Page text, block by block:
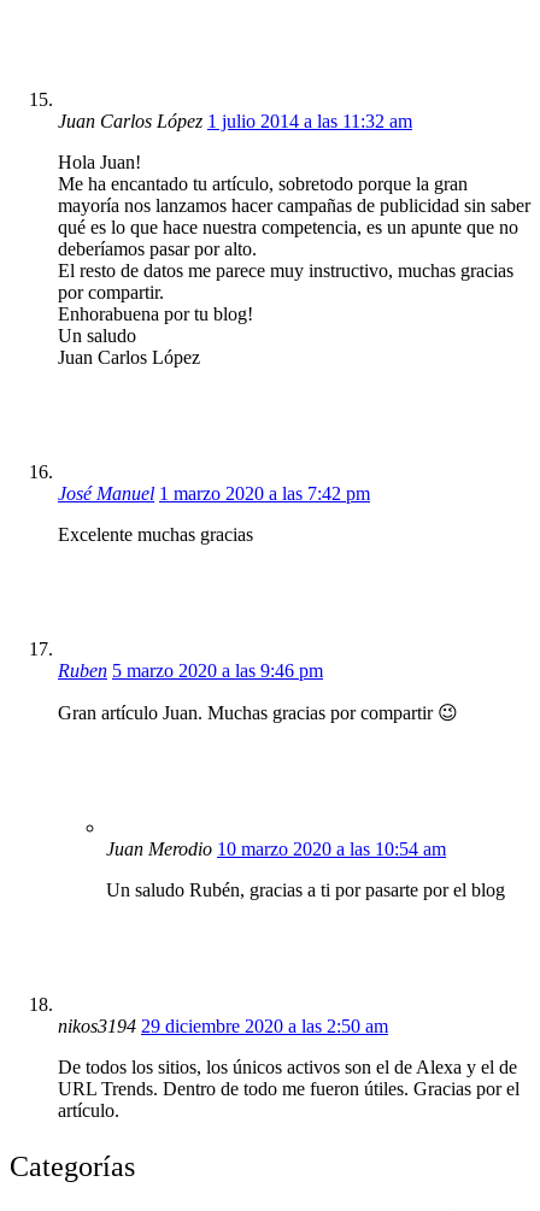
Juan Carlos López 1 julio 2014 a las 11:32 am
Hola Juan!
Me ha encantado tu artículo, sobretodo porque la gran
mayoría nos lanzamos hacer campañas de publicidad sin saber
qué es lo que hace nuestra competencia, es un apunte que no
deberíamos pasar por alto.
El resto de datos me parece muy instructivo, muchas gracias
por compartir.
Enhorabuena por tu blog!
Un saludo
Juan Carlos López
José Manuel 1 marzo 2020 a las 7:42 pm
Excelente muchas gracias
Ruben 5 marzo 2020 a las 9:46 pm
Gran artículo Juan. Muchas gracias por compartir 😉
Juan Merodio 10 marzo 2020 a las 10:54 am
Un saludo Rubén, gracias a ti por pasarte por el blog
nikos3194 29 diciembre 2020 a las 2:50 am
De todos los sitios, los únicos activos son el de Alexa y el de
URL Trends. Dentro de todo me fueron útiles. Gracias por el
artículo.
Categorías